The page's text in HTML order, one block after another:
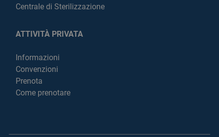
Centrale di Sterilizzazione
ATTIVITÀ PRIVATA
Informazioni
Convenzioni
Prenota
Come prenotare